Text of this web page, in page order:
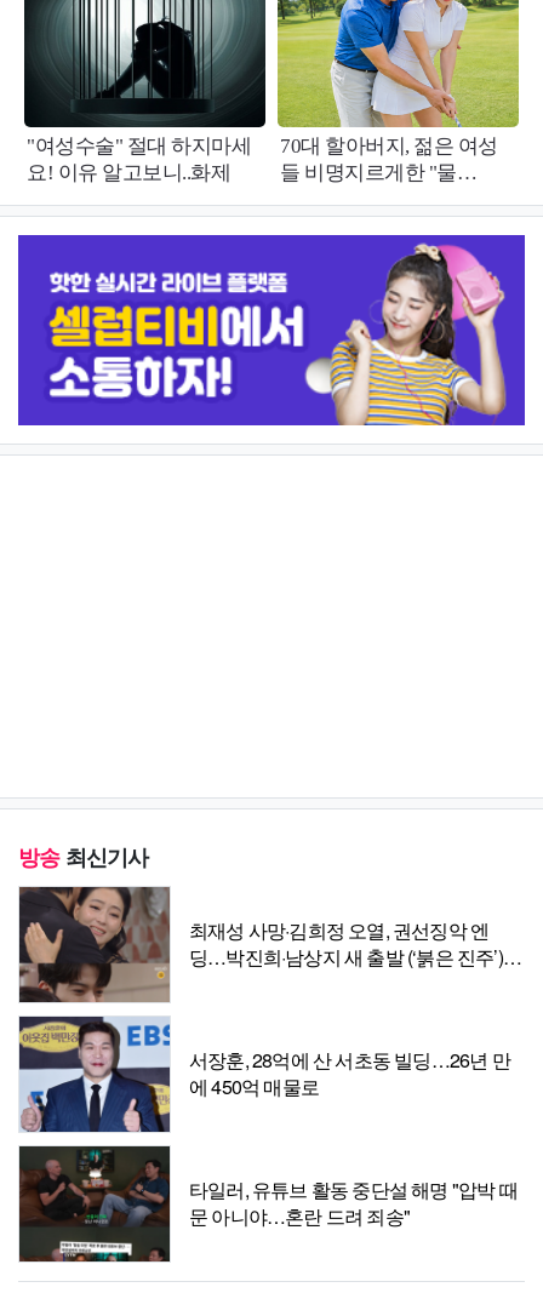
방송최신기사
최재성 사망·김희정 오열, 권선징악 엔
딩…박진희·남상지 새 출발 (‘붉은 진주’)
서장훈, 28억에 산 서초동 빌딩…26년 만
에 450억 매물로
타일러, 유튜브 활동 중단설 해명 "압박 때
문 아니야…혼란 드려 죄송"